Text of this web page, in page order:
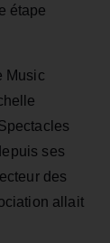
étape
Music
ses
des
allait